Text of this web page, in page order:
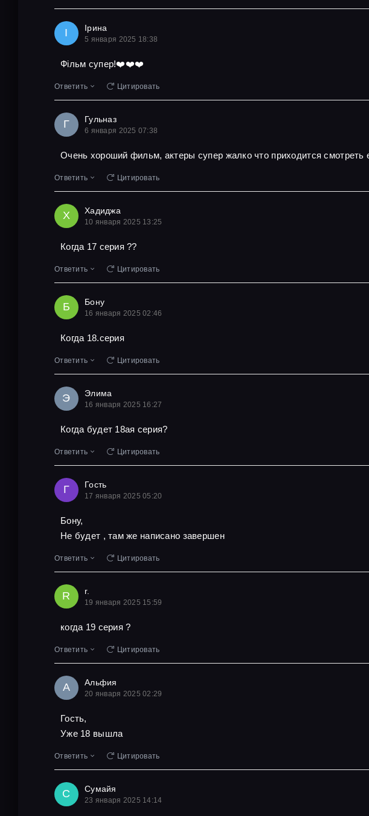
І Ірина
5 января 2025 18:38
Фільм супер!❤️❤️❤️
Ответить Цитировать
Г Гульназ
6 января 2025 07:38
Очень хороший фильм, актеры супер жалко что приходится смотреть
Ответить Цитировать
Х Хадиджа
10 января 2025 13:25
Когда 17 серия ??
Ответить Цитировать
Б Бону
16 января 2025 02:46
Когда 18.серия
Ответить Цитировать
Э Элима
16 января 2025 16:27
Когда будет 18ая серия?
Ответить Цитировать
Г Гость
17 января 2025 05:20
Бону,
Не будет , там же написано завершен
Ответить Цитировать
R r.
19 января 2025 15:59
когда 19 серия ?
Ответить Цитировать
А Альфия
20 января 2025 02:29
Гость,
Уже 18 вышла
Ответить Цитировать
С Сумайя
23 января 2025 14:14